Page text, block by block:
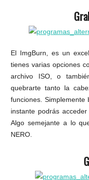
El ImgBurn, es un
tienes varias opciones
archivo ISO, o
quebrarte tanto la
funciones.
instante podrás
Algo semejante a lo
NERO.